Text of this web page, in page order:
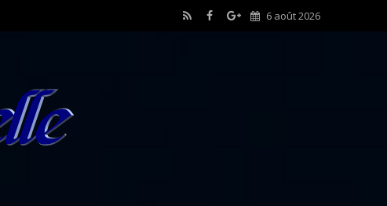
6 août 2026